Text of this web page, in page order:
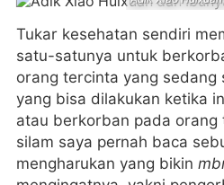
Tukar kesehatan sendiri
satu-satunya untuk
orang tercinta yang sedang
yang bisa dilakukan ketika
atau berkorban pada orang
silam saya pernah baca
mengharukan yang bikin